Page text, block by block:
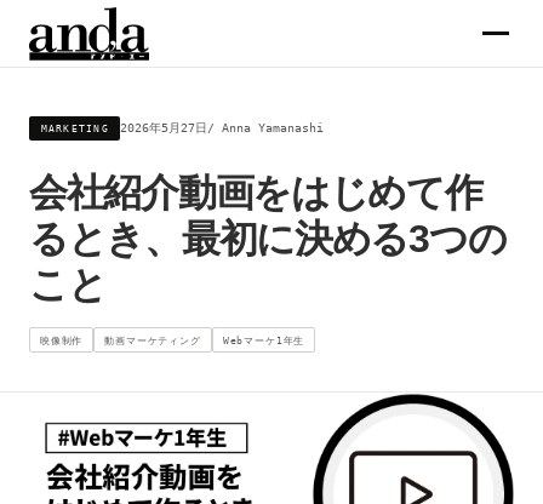
サービス
コラム
企業情報
メンバー
お問合せ →
MARKETING 2026年5月27日 Anna Yamanashi
会社紹介動画をはじめて作
るとき、最初に決める3つの
こと
映像制作 動画マーケティング Webマーケ1年生